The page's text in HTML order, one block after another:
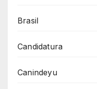
Brasil
Candidatura
Canindeyu